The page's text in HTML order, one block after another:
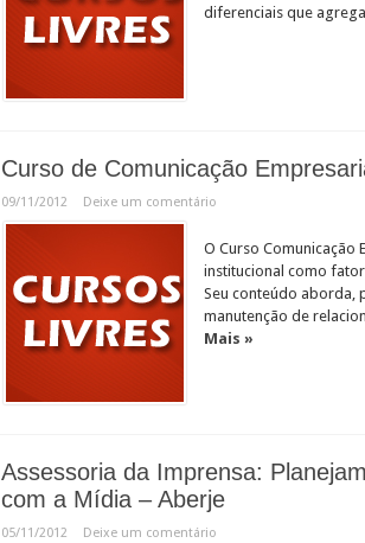
diferenciais que
Curso de Comunicação
09/11/2012 Deixe um comentário
O Curso Comunicação
institucional como
Seu conteúdo aborda,
manutenção de
Mais »
Assessoria da Imprensa:
com a Mídia – Aberje
05/11/2012 Deixe um comentário